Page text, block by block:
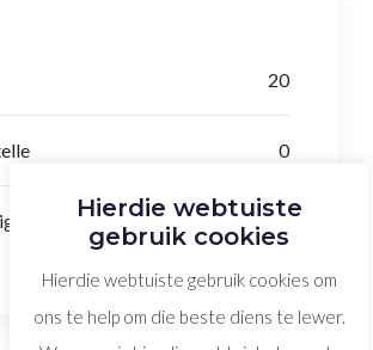
20
0
Vlak Advanced Vlak
Hierdie webtuiste
gebruik cookies
Hierdie webtuiste gebruik cookies om
ons te help om die beste diens te lewer.